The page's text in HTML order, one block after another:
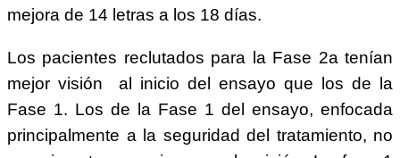
mejora de 14 letras a los 18 días.
Los pacientes reclutados para la Fase 2a tenían
mejor visión al inicio del ensayo que los de la
Fase 1. Los de la Fase 1 del ensayo, enfocada
principalmente a la seguridad del tratamiento, no